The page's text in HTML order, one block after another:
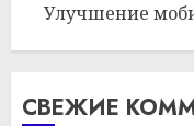
Улучшение
СВЕЖИЕ